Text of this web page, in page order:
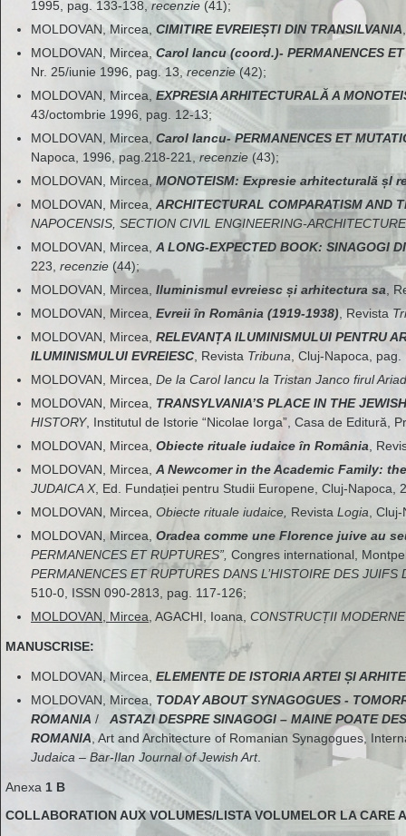
1995, pag. 133-138,recenzie (41);
MOLDOVAN, Mircea, CIMITIRE EVREIEȘTI DIN TRANSILVANIA
MOLDOVAN, Mircea, Carol Iancu (coord.)- PERMANENCES
Nr. 25/iunie 1996, pag. 13, recenzie(42);
MOLDOVAN, Mircea, EXPRESIA ARHITECTURALĂ A
43/octombrie 1996, pag. 12-13;
MOLDOVAN, Mircea, Carol Iancu- PERMANENCES ET
Napoca, 1996, pag.218-221,recenzie (43);
MOLDOVAN, Mircea, MONOTEISM: Expresie arhitecturală șI
MOLDOVAN, Mircea, ARCHITECTURAL COMPARATISM AND
NAPOCENSIS, SECTION CIVIL ENGINEERING-ARCHITECTURE
MOLDOVAN, Mircea, A LONG-EXPECTED BOOK: SINAGOGI
223, recenzie (44);
MOLDOVAN, Mircea, Iluminismul evreiesc și arhitectura sa ,
MOLDOVAN, Mircea, Evreii în România (1919-1938) , Revista
MOLDOVAN, Mircea, RELEVANȚA ILUMINISMULUI PENTRU
ILUMINISMULUI EVREIESC , Revista Tribuna , Cluj-Napoca,
MOLDOVAN, Mircea, De la Carol Iancu la Tristan Janco firul
MOLDOVAN, Mircea, TRANSYLVANIA’S PLACE IN THE
HISTORY, Institutul de Istorie “Nicolae Iorga”, Casa de Editură,
MOLDOVAN, Mircea, Obiecte rituale iudaice în România ,
MOLDOVAN, Mircea, A Newcomer in the Academic Family:
JUDAICA X, Ed. Fundației pentru Studii Europene, Cluj-Napoca,
MOLDOVAN, Mircea, Obiecte rituale iudaice, Revista Logia ,
MOLDOVAN, Mircea, Oradea comme une Florence juive au
PERMANENCES ET RUPTURES”, Congres international,
PERMANENCES ET RUPTURES DANS L ’HISTOIRE DES JUIFS
510-0, ISSN 090-2813, pag. 117-126;
MOLDOVAN, Mircea , AGACHI, Ioana, CONSTRUCȚII
MANUSCRISE:
MOLDOVAN, Mircea, ELEMENTE DE ISTORIA ARTEI ȘI
MOLDOVAN, Mircea, TODAY ABOUT SYNAGOGUES -
ROMANIA /
ASTAZI DESPRE SINAGOGI – MAINE POATE
ROMANIA , Art and Architecture of Romanian Synagogues,
Judaica – Bar-Ilan Journal of Jewish Art.
Anexa 1 B
COLLABORATION AUX VOLUMES/LISTA VOLUMELOR LA CARE